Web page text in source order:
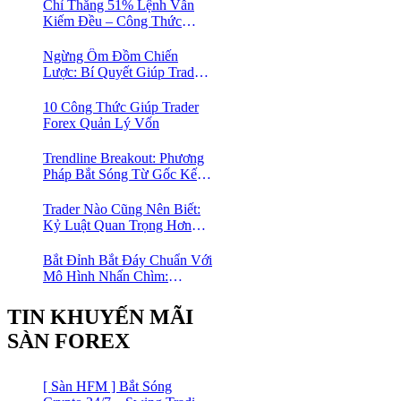
Chỉ Thắng 51% Lệnh Vẫn
Kiếm Đều – Công Thức
Lẻ Không Cần Thắng Nhiều
Lệnh
Ngừng Ôm Đồm Chiến
Lược: Bí Quyết Giúp Trader
Lần
10 Công Thức Giúp Trader
Forex Quản Lý Vốn
Trendline Breakout: Phương
Pháp Bắt Sóng Từ Gốc Kết
Cho Trader Forex
Trader Nào Cũng Nên Biết:
Kỷ Luật Quan Trọng Hơn
Bắt Đỉnh Bắt Đáy Chuẩn Với
Mô Hình Nhấn Chìm:
Forex Đơn Giản Cho Mọi
Trader
TIN KHUYẾN MÃI
SÀN FOREX
[ Sàn HFM ] Bắt Sóng